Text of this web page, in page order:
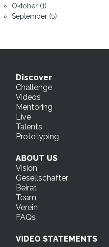
Oktober (1)
September (5)
Discover
Challenge
Videos
Mentoring
Live
Talents
Prototyping
ABOUT US
Vision
Gesellschafter
Beirat
Team
Verein
FAQs
VIDEO STATEMENTS